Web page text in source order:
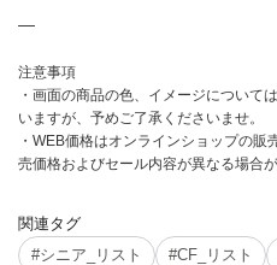
―
注意事項
・画面の商品の色、イメージについて
いますが、予めご了承くださいませ。
・WEB価格はオンラインショップの
売価格およびセール内容が異なる場合が
関連タグ
#シニア_リスト
#CF_リスト